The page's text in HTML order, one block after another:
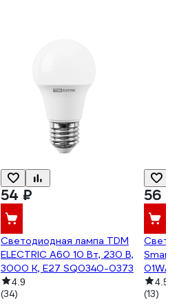
54 ₽
Светодиодная лампа TDM
ELECTRIC А60 10 Вт, 230 В,
3000 К, E27 SQ0340-0373
4.9
(34)
56 ₽
01W/
30K-E27
4.5
(13)